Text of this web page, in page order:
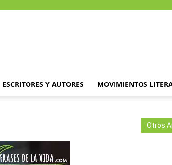
ESCRITORES Y AUTORES MOVIMIENTOS
Otros